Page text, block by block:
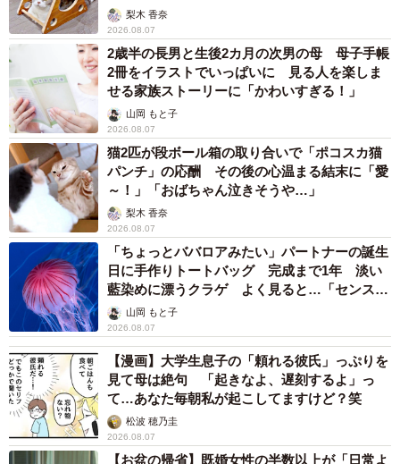
梨木 香奈
2026.08.07
2歳半の長男と生後2カ月の次男の母 母子手帳
2冊をイラストでいっぱいに 見る人を楽しま
せる家族ストーリーに「かわいすぎる！」
山岡 もと子
2026.08.07
猫2匹が段ボール箱の取り合いで「ポコスカ猫
パンチ」の応酬 その後の心温まる結末に「愛
～！」「おばちゃん泣きそうや…」
梨木 香奈
2026.08.07
「ちょっとババロアみたい」パートナーの誕生
日に手作りトートバッグ 完成まで1年 淡い
藍染めに漂うクラゲ よく見ると…「センスす
ごい」山岡 もと子
2026.08.07
【漫画】大学生息子の「頼れる彼氏」っぷりを
見て母は絶句 「起きなよ、遅刻するよ」っ
て…あなた毎朝私が起こしてますけど？笑
松波 穂乃圭
2026.08.07
【お盆の帰省】既婚女性の半数以上が「日常よ